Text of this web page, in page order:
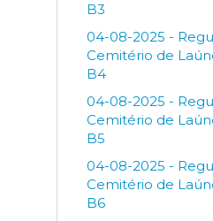
B3
04-08-2025 -
Cemitério de
B4
04-08-2025 -
Cemitério de
B5
04-08-2025 -
Cemitério de
B6